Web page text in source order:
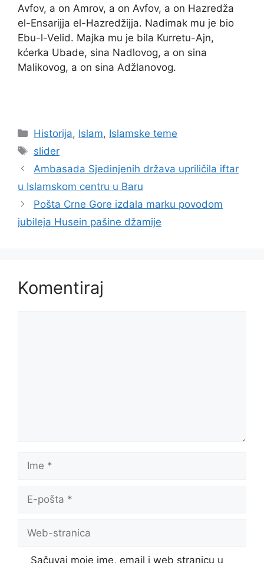
Avfov, a on Amrov, a on Avfov, a on Hazredža
el-Ensarijja el-Hazredžijja. Nadimak mu je bio
Ebu-l-Velid. Majka mu je bila Kurretu-Ajn,
kćerka Ubade, sina Nadlovog, a on sina
Malikovog, a on sina Adžlanovog.
Kategorije
Historija, Islam, Islamske teme
Oznake
slider
Ambasada Sjedinjenih država upriličila iftar
u Islamskom centru u Baru
Pošta Crne Gore izdala marku povodom
jubileja Husein pašine džamije
Komentiraj
Ime
pošta
Web-
Sačuvaj moje ime, email i web stranicu u